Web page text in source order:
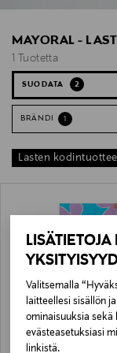
Valitsemalla
laitteellesi sisällön
ominaisuuksia sekä
evästeasetuksiasi
linkistä.
MAYORAL -
1 Tuotetta
SUODATA 2
BRÄNDI 1
Lasten
ALE –40%
MAYORAL